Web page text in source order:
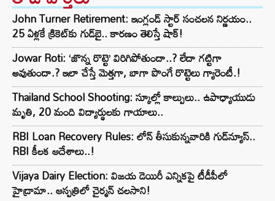
John Turner Retirement: ఇంగ్లండ్ స్టార్ సంచలన నిర్ణయం..
25 ఏళ్లకే క్రికెట్‌కు గుడ్‌బై.. కారణం తెలిస్తే షాక్!
Jowar Roti: ‘జొన్న రొట్టె’ విరిగిపోతుందా..? లేదా గట్టిగా
అవుతుందా.? ఇలా చేస్తే మెత్తగా, బాగా పొంగే రొట్టెలు గ్యారెంటీ.!
Thailand School Shooting: స్కూల్లో కాల్పులు.. ఉపాధ్యాయుడు
మృతి, 20 మంది విద్యార్థులకు గాయాలు..
RBI Loan Recovery Rules: లోన్ తీసుకున్నవారికి గుడ్‌న్యూస్..
RBI కీలక ఆదేశాలు..!
Vijaya Dairy Election: విజయ డెయిరీ ఎన్నికపై టీడీపీలో
హైడ్రామా.. ఆస్పత్రిలో చైర్మన్ చలసాని!